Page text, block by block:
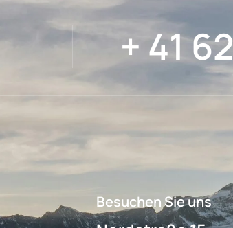
+ 41
Besuchen Sie uns